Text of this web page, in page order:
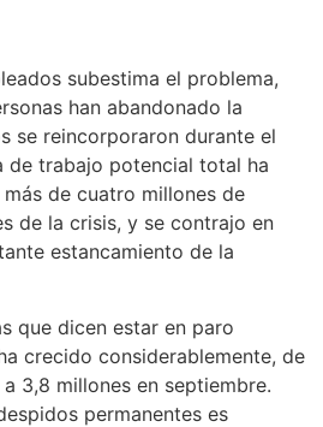
subestima el problema,
han abandonado la
se reincorporaron durante el
de trabajo potencial total ha
de cuatro millones de
de la crisis, y se contrajo en
estancamiento de la
que dicen estar en paro
crecido considerablemente, de
3,8 millones en septiembre.
permanentes es